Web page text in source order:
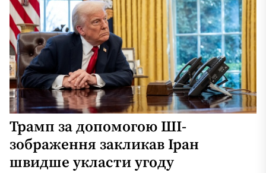
Трамп за допомогою ШІ-
зображення закликав Іран
швидше укласти угоду